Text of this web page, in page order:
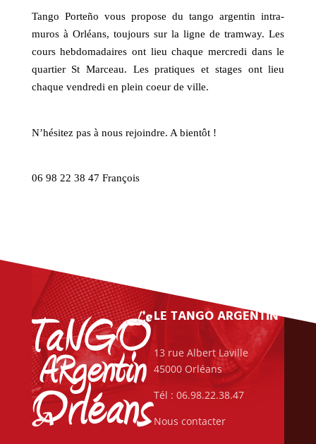
Tango Porteño vous propose du tango argentin intra-
muros à Orléans, toujours sur la ligne de tramway. Les
cours hebdomadaires ont lieu chaque mercredi dans le
quartier St Marceau. Les pratiques et stages ont lieu
chaque vendredi en plein coeur de ville.
N’hésitez pas à nous rejoindre. A bientôt !
06 98 22 38 47 François
LE TANGO ARGENTIN
13 rue Albert Laville
45000 Orléans
Tél : 06.98.22.38.47
Nous contacter